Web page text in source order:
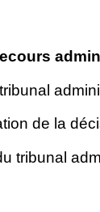
de la
tribunal